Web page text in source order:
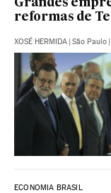
Grandes
reformas de
XOSÉ HERMIDA | São Paulo |
ECONOMIA BRASIL